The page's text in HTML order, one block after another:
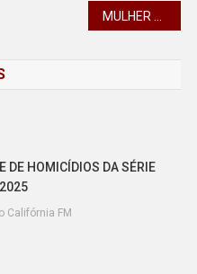
DE HOMICÍDIOS DA SÉRIE
Califórnia FM